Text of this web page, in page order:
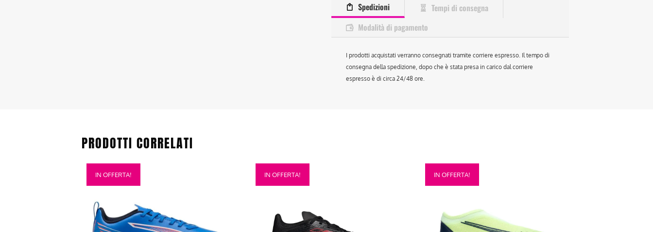
Spedizioni
Tempi di consegna
Modalità di pagamento
I prodotti acquistati verranno consegnati tramite corriere espresso. Il tempo di
consegna della spedizione, dopo che è stata presa in carico dal corriere
espresso è di circa 24/48 ore.
PRODOTTI CORRELATI
IN OFFERTA!
Questo
prodotto
varianti.
IN OFFERTA!
Questo
prodotto
varianti.
IN OFFERTA!
Questo
prodotto
varianti.